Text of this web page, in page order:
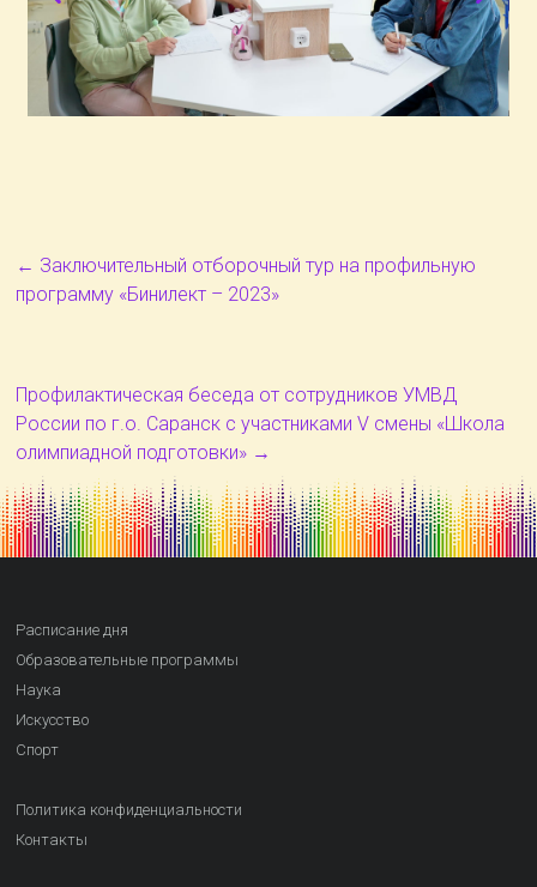
← Заключительный отборочный тур на профильную
программу «Бинилект – 2023»
Профилактическая беседа от сотрудников УМВД
России по г.о. Саранск с участниками V смены «Школа
олимпиадной подготовки» →
Расписание дня
Образовательные программы
Наука
Искусство
Спорт
Политика конфиденциальности
Контакты